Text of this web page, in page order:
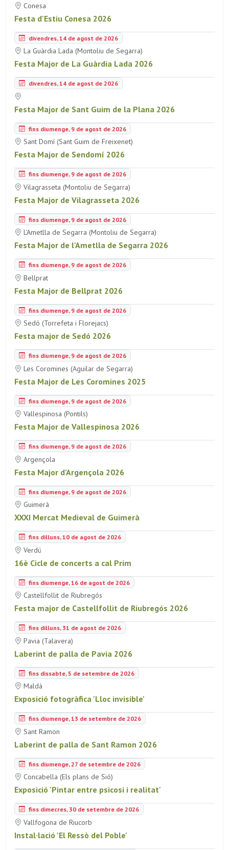
Conesa
Festa d'Estiu Conesa 2026
divendres, 14 de agost de 2026
La Guàrdia Lada (Montoliu de Segarra)
Festa Major de La Guàrdia Lada 2026
divendres, 14 de agost de 2026
Festa Major de Sant Guim de la Plana 2026
fins diumenge, 9 de agost de 2026
Sant Domí (Sant Guim de Freixenet)
Festa Major de Sendomí 2026
fins diumenge, 9 de agost de 2026
Vilagrasseta (Montoliu de Segarra)
Festa Major de Vilagrasseta 2026
fins diumenge, 9 de agost de 2026
L'Ametlla de Segarra (Montoliu de Segarra)
Festa Major de l'Ametlla de Segarra 2026
fins diumenge, 9 de agost de 2026
Bellprat
Festa Major de Bellprat 2026
fins diumenge, 9 de agost de 2026
Sedó (Torrefeta i Florejacs)
Festa major de Sedó 2026
fins diumenge, 9 de agost de 2026
Les Coromines (Aguilar de Segarra)
Festa Major de Les Coromines 2025
fins diumenge, 9 de agost de 2026
Vallespinosa (Pontils)
Festa Major de Vallespinosa 2026
fins diumenge, 9 de agost de 2026
Argençola
Festa Major d'Argençola 2026
fins diumenge, 9 de agost de 2026
Guimerà
XXXI Mercat Medieval de Guimerà
fins dilluns, 10 de agost de 2026
Verdú
16è Cicle de concerts a cal Prim
fins diumenge, 16 de agost de 2026
Castellfollit de Riubregós
Festa major de Castellfollit de Riubregós 2026
fins dilluns, 31 de agost de 2026
Pavia (Talavera)
Laberint de palla de Pavia 2026
fins dissabte, 5 de setembre de 2026
Maldà
Exposició fotogràfica 'Lloc invisible'
fins diumenge, 13 de setembre de 2026
Sant Ramon
Laberint de palla de Sant Ramon 2026
fins diumenge, 27 de setembre de 2026
Concabella (Els plans de Sió)
Exposició 'Pintar entre psicosi i realitat'
fins dimecres, 30 de setembre de 2026
Vallfogona de Riucorb
Instal·lació 'El Ressò del Poble'